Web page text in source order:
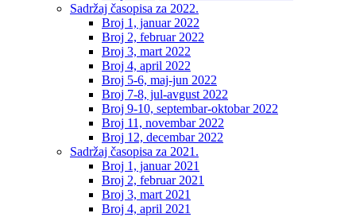
Sadržaj časopisa za 2022.
Broj 1, januar 2022
Broj 2, februar 2022
Broj 3, mart 2022
Broj 4, april 2022
Broj 5-6, maj-jun 2022
Broj 7-8, jul-avgust 2022
Broj 9-10, septembar-oktobar 2022
Broj 11, novembar 2022
Broj 12, decembar 2022
Sadržaj časopisa za 2021.
Broj 1, januar 2021
Broj 2, februar 2021
Broj 3, mart 2021
Broj 4, april 2021